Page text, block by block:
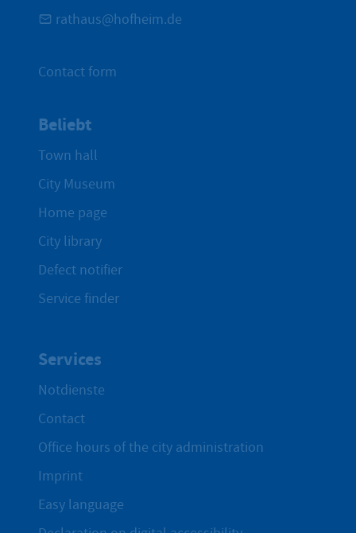
rathaus@hofheim.de
Contact form
Beliebt
Town hall
City Museum
Home page
City library
Defect notifier
Service finder
Services
Notdienste
Contact
Office hours of the city administration
Imprint
Easy language